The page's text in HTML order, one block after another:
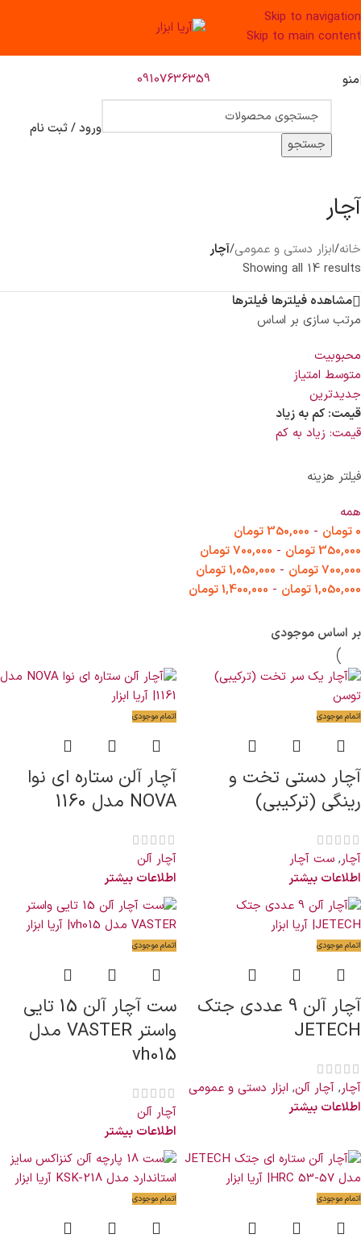
Skip to navigation
Skip to main content
منو 09107636359
جستجو
ورود / ثبت نام
آچار
خانه/ابزار دستی و عمومی/آچار
Showing all 14 results
مشاهده فیلترها فیلترها
مرتب سازی بر اساس
محبوبیت
متوسط امتیاز
جدیدترین
قیمت: کم به زیاد
قیمت: زیاد به کم
فیلتر هزینه
همه
0 تومان -
350,000تومان
350,000تومان -
700,000تومان
700,000تومان -
1,050,000تومان
1,050,000تومان -
1,400,000تومان
بر اساس موجودی
اتمام موجودی
آچار دستی تخت و
رینگی (ترکیبی)
آچار, ست آچار
اطلاعات بیشتر
اتمام موجودی
آچار آلن ستاره ای نوا
NOVA مدل 1160
آچار آلن
اطلاعات بیشتر
اتمام موجودی
آچار آلن 9 عددی جتک
JETECH
آچار, آچار آلن, ابزار دستی و عمومی
اطلاعات بیشتر
اتمام موجودی
ست آچار آلن 15 تایی
واستر VASTER مدل
vh015
آچار آلن
اطلاعات بیشتر
اتمام موجودی اتمام موجودی